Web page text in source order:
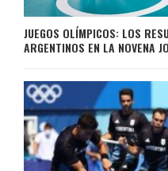
JUEGOS OLÍMPICOS: LOS
ARGENTINOS EN LA NOVENA